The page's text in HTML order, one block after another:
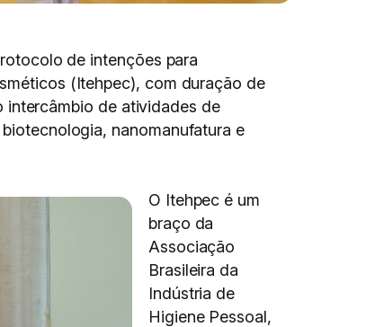
de intenções para
(Itehpec), com duração de
de atividades de
nanomanufatura e
O Itehpec é um
braço da
Associação
Brasileira da
Indústria de
Higiene Pessoal,